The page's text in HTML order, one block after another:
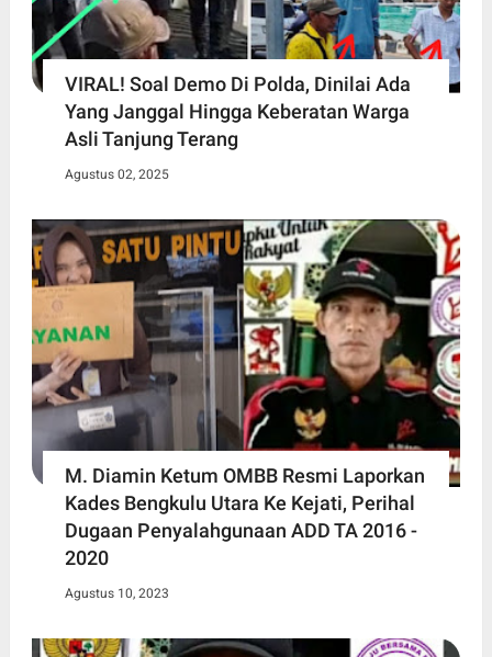
VIRAL! Soal Demo Di Polda, Dinilai Ada
Yang Janggal Hingga Keberatan Warga
Asli Tanjung Terang
Agustus 02, 2025
M. Diamin Ketum OMBB Resmi Laporkan
Kades Bengkulu Utara Ke Kejati, Perihal
Dugaan Penyalahgunaan ADD TA 2016 -
2020
Agustus 10, 2023